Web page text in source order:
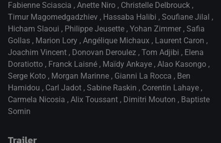
Fabienne Sciascia , Anette Niro , Christelle Delbrouck ,
Timur Magomedgadzhiev , Hassaba Halibi , Soufiane Jilal ,
Hicham Slaoui , Philippe Jeusette , Yohan Zimmer , Safia
Gollas , Marion Lory , Angélique Michaux , Laurent Caron ,
Joachim Vincent , Donovan Deroulez , Tom Adjibi , Elena
Doratiotto , Franck Laisné , Maïdy Ankaye , Alao Kasongo ,
Serge Koto , Morgan Marinne , Gianni La Rocca , Ben
Hamidou , Carl Jadot , Sabine Raskin , Corentin Lahaye ,
Carmela Nicosia , Alix Toussant , Dimitri Mouton , Baptiste
Sornin